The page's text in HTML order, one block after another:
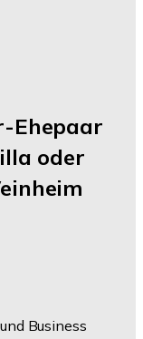
Ehepaar
oder
Business